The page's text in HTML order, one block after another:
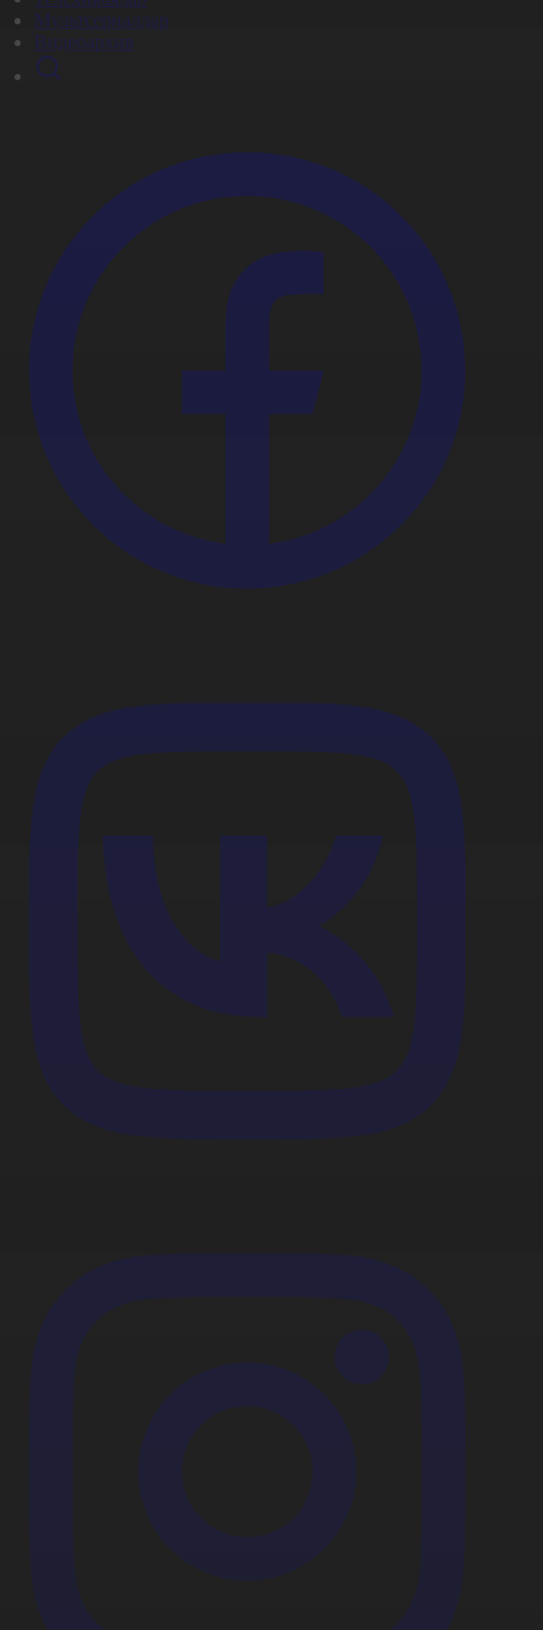
Мультсериалдар
Видеоархив